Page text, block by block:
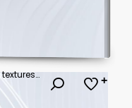
Detailed view of blooming petals, rich textures and bright natural color in extreme closeup